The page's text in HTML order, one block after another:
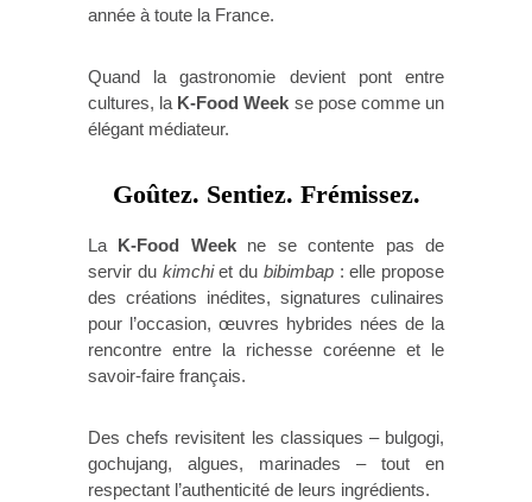
année à toute la France.
Quand la gastronomie devient pont entre
cultures, la K-Food Week se pose comme un
élégant médiateur.
Goûtez. Sentiez. Frémissez.
La K-Food Week ne se contente pas de
servir du kimchiet du bibimbap: elle propose
des créations inédites, signatures culinaires
pour l’occasion, œuvres hybrides nées de la
rencontre entre la richesse coréenne et le
savoir-faire français.
Des chefs revisitent les classiques – bulgogi,
gochujang, algues, marinades – tout en
respectant l’authenticité de leurs ingrédients.